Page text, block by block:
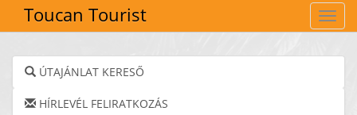
Toucan Tourist
ÚTAJÁNLAT KERESŐ
HÍRLEVÉL FELIRATKOZÁS